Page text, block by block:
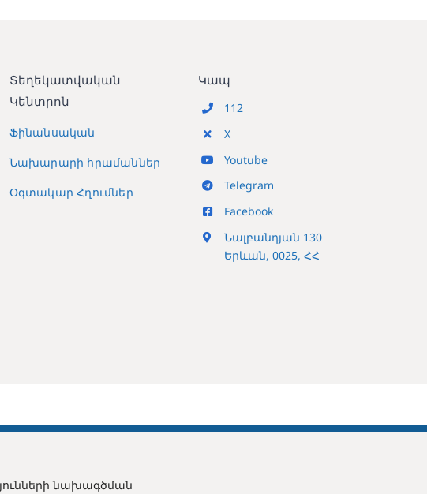
Տեղեկատվական
Կենտրոն
Ֆինանսական
Նախարարի հրամաններ
Օգտակար Հղումներ
Կապ
112
X
Youtube
Telegram
Facebook
Նալբանդյան 130
Երևան, 0025, ՀՀ
նախագծման